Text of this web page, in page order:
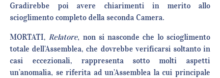
Gradirebbe poi avere chiarimenti in merito allo
scioglimento completo della seconda Camera.
MORTATI,Relatore, non si nasconde che lo scioglimento
totale dell’Assemblea, che dovrebbe verificarsi soltanto in
casi eccezionali, rappresenta sotto molti aspetti
un’anomalia, se riferita ad un’Assemblea la cui principale